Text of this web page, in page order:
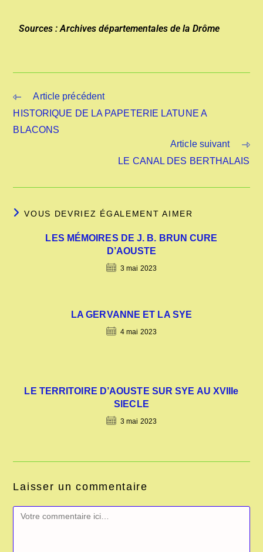
Sources : Archives départementales de la Drôme
Article précédent
HISTORIQUE DE LA PAPETERIE LATUNE A
BLACONS
Article suivant
LE CANAL DES BERTHALAIS
VOUS DEVRIEZ ÉGALEMENT AIMER
LES MÉMOIRES DE J. B. BRUN CURE
D’AOUSTE
3 mai 2023
LA GERVANNE ET LA SYE
4 mai 2023
LE TERRITOIRE D’AOUSTE SUR SYE AU XVIIIe
SIECLE
3 mai 2023
Laisser un commentaire